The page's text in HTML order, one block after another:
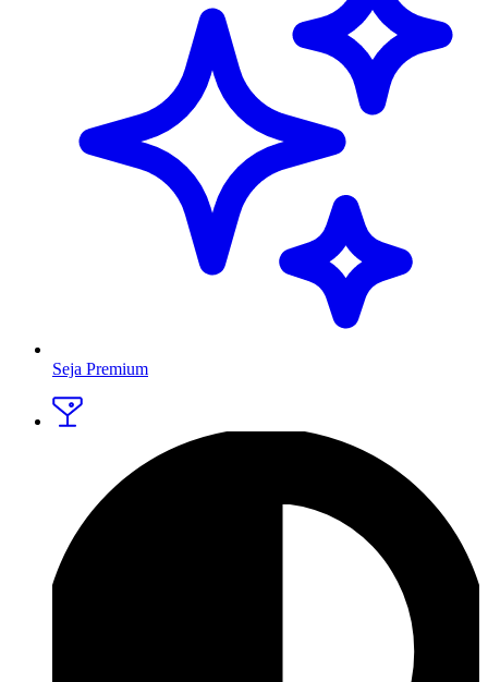
Seja Premium